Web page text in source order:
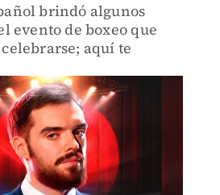
brindó algunos
evento de boxeo que
aquí te